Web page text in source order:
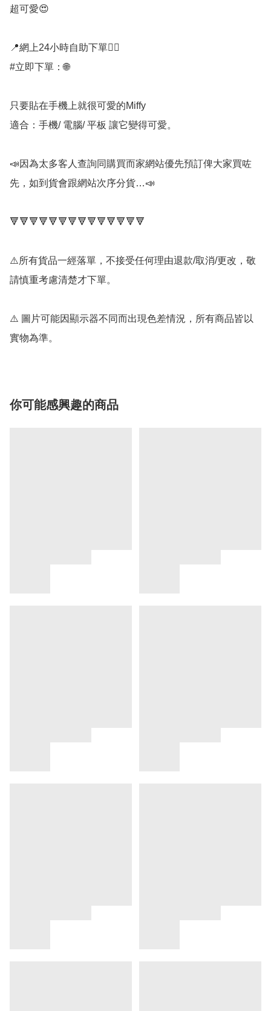
超可愛😍
📍網上24小時自助下單👍🏻
#立即下單：🌐
只要貼在手機上就很可愛的Miffy
適合：手機/ 電腦/ 平板 讓它變得可愛。
📣因為太多客人查詢同購買而家網站優先預訂俾大家買咗
先，如到貨會跟網站次序分貨…📣
🔻🔻🔻🔻🔻🔻🔻🔻🔻🔻🔻🔻🔻🔻
⚠️所有貨品一經落單，不接受任何理由退款/取消/更改，敬
請慎重考慮清楚才下單。
⚠️ 圖片可能因顯示器不同而出現色差情況，所有商品皆以
實物為準。
你可能感興趣的商品